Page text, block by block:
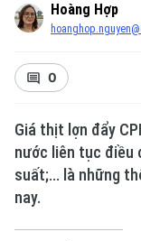
Hoàng Hợp
0
Giá thịt lợn đẩy
nước liên tục điều
suất;... là những
nay.